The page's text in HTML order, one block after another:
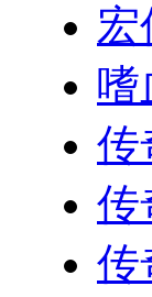
宏
嗜
传
传
传